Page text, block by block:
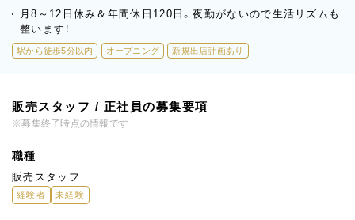
月8～12日休み＆年間休日120日。夜勤がないので生活リズムも
整います！
駅から徒歩5分以内 オープニング 新規出店計画あり
販売スタッフ / 正社員の募集要項
※募集終了時点の情報です
職種
販売スタッフ
経験者 未経験